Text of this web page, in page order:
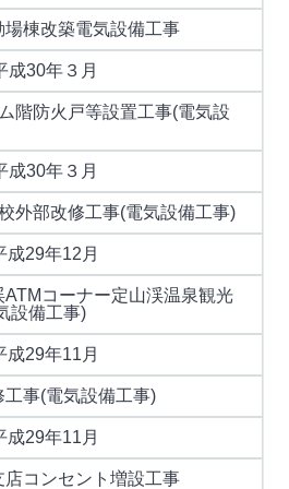
棟改築電気設備工事
成30年３月
階防火戸等設置工事(電気設
成30年３月
外部改修工事(電気設備工事)
成29年12月
コーナー定山渓温泉観光
設備工事)
成29年11月
事(電気設備工事)
成29年11月
コンセント増設工事